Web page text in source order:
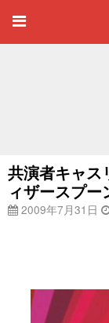
共演者キャス
ィザースプ
2009年7月31日